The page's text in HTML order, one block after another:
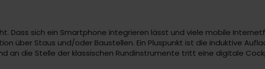
Dass sich ein Smartphone integrieren lässt und viele mobile
über Staus und/oder Baustellen. Ein Pluspunkt ist die induktive
an die Stelle der klassischen Rundinstrumente tritt eine digitale